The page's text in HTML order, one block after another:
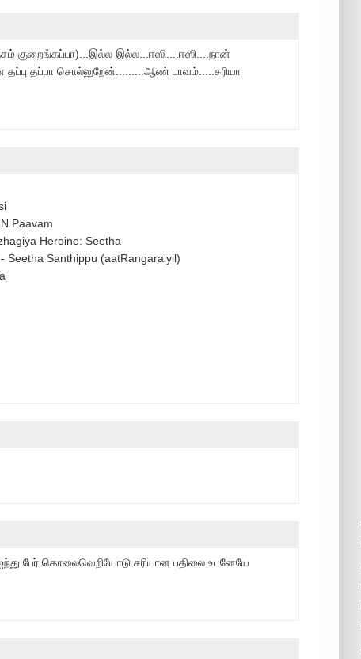
குறைங்கப்பா)...இல்ல இல்ல...ஈஸி....ஈஸி....நான்
தப்பா சொல்லுறேன்.........ஆண் பாவம்.....சரியா
Paavam
Heroine: Seetha
Seetha Santhippu (aatRangaraiyil)
பேர் கொலைவெறியோடு சரியான பதிலை உடனேயே